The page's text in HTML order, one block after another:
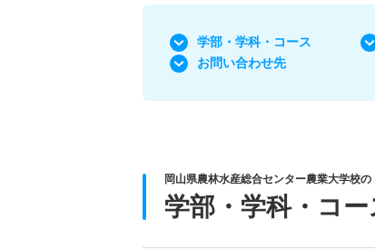
学部・学科 ・コース
お問い合わせ先
岡山県農林水産総合センター農業大学校の
学部・学科・コー